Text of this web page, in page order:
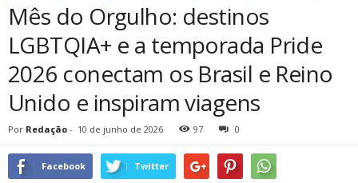
Mês do Orgulho: destinos
LGBTQIA+ e a temporada Pride
2026 conectam os Brasil e Reino
Unido e inspiram viagens
Por Redação - 10 de junho de 2026 97 0
Facebook Twitter